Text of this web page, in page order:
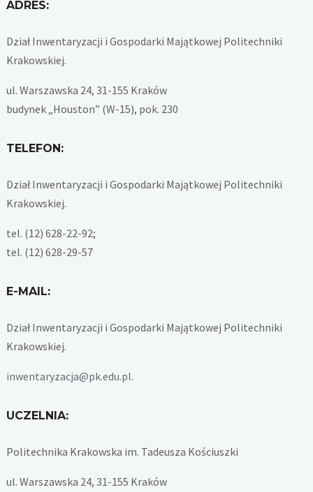
ADRES:
Dział Inwentaryzacji i Gospodarki Majątkowej Politechniki
Krakowskiej.
ul. Warszawska 24, 31-155 Kraków
budynek „Houston” (W-15), pok. 230
TELEFON:
Dział Inwentaryzacji i Gospodarki Majątkowej Politechniki
Krakowskiej.
tel. (12) 628-22-92;
tel. (12) 628-29-57
E-MAIL:
Dział Inwentaryzacji i Gospodarki Majątkowej Politechniki
Krakowskiej.
inwentaryzacja@pk.edu.pl.
UCZELNIA:
Politechnika Krakowska im. Tadeusza Kościuszki
ul. Warszawska 24, 31-155 Kraków